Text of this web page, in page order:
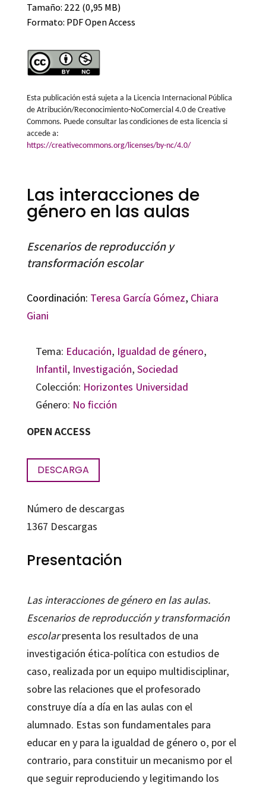
Tamaño: 222 (0,95 MB)
Formato: PDF Open Access
Esta publicación está sujeta a la Licencia Internacional Pública
de Atribución/Reconocimiento-NoComercial 4.0 de Creative
Commons. Puede consultar las condiciones de esta licencia si
accede a:
https://creativecommons.org/licenses/by-nc/4.0/
Las interacciones de
género en las aulas
Escenarios de reproducción y
transformación escolar
Coordinación: Teresa García Gómez, Chiara
Giani
Tema: Educación, Igualdad de género,
Infantil, Investigación, Sociedad
Colección: Horizontes Universidad
Género: No ficción
OPEN ACCESS
DESCARGA
Número de descargas
1367 Descargas
Presentación
Las interacciones de género en las aulas.
Escenarios de reproducción y transformación
escolarpresenta los resultados de una
investigación ética-política con estudios de
caso, realizada por un equipo multidisciplinar,
sobre las relaciones que el profesorado
construye día a día en las aulas con el
alumnado. Estas son fundamentales para
educar en y para la igualdad de género o, por el
contrario, para constituir un mecanismo por el
que seguir reproduciendo y legitimando los